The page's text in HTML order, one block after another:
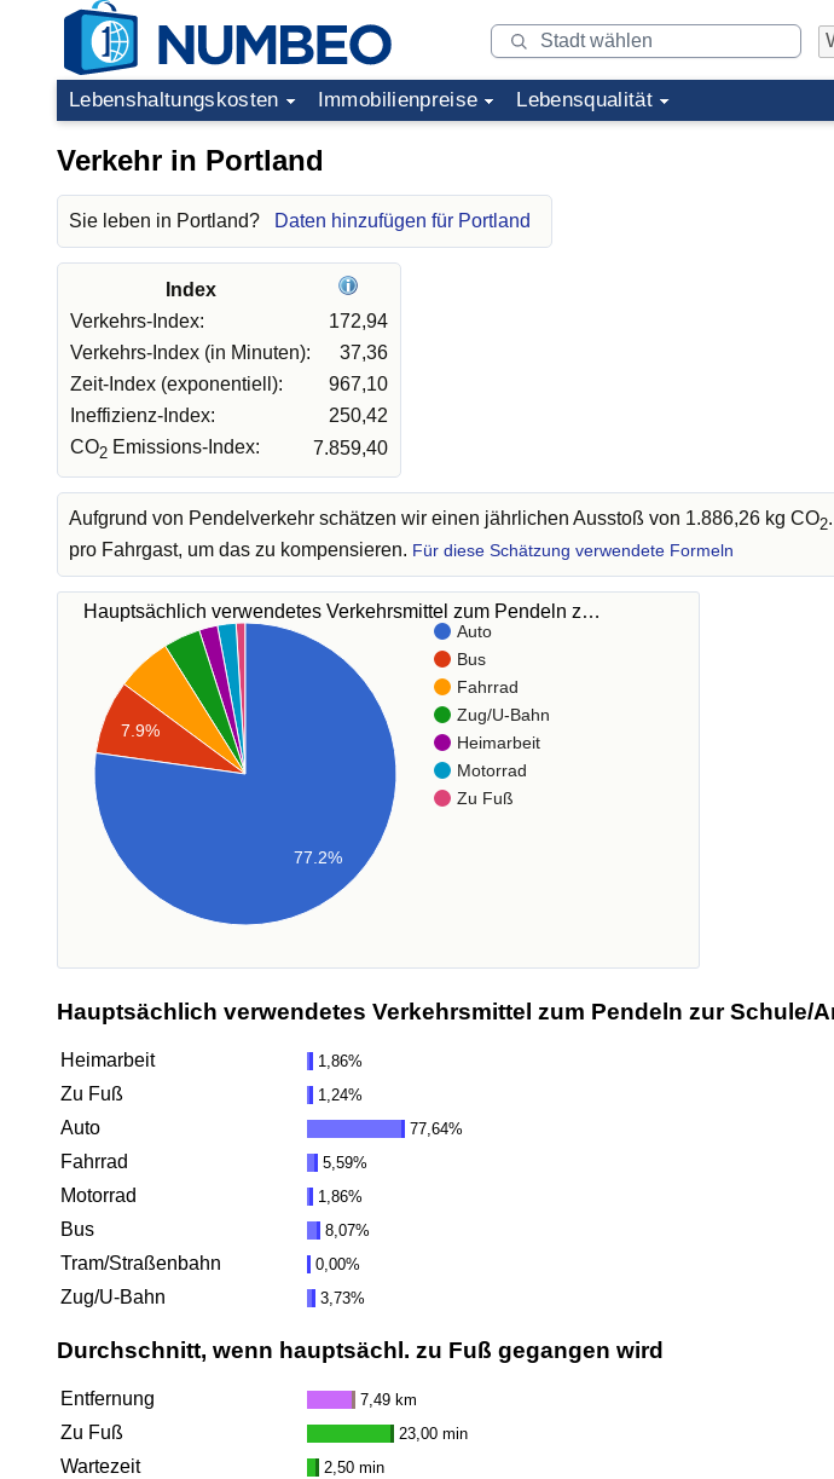
Lebenshaltungskosten Immobilienpreise Lebensqualität
Verkehr in Portland
Sie leben in Portland? Daten hinzufügen für Portland
Index
Verkehrs-Index:
172,94
Verkehrs-Index (in Minuten):
37,36
Zeit-Index (exponentiell):
967,10
Ineffizienz-Index:
250,42
CO2 Emissions-Index: 7.859,40
Aufgrund von Pendelverkehr schätzen wir einen jährlichen Ausstoß von 1.886,26 kg CO2
pro Fahrgast, um das zu kompensieren. Für diese Schätzung verwendete Formeln
Hauptsächlich verwendetes Verkehrsmittel zum Pendeln z…
Auto
Bus
Fahrrad
Zug/U-Bahn
Heimarbeit
Motorrad
Zu Fuß
7.9%
77.2%
Hauptsächlich verwendetes Verkehrsmittel zum Pendeln zur Schule/
Heimarbeit 1,86%
Zu Fuß 1,24%
Auto 77,64%
Fahrrad 5,59%
Motorrad 1,86%
Bus 8,07%
Tram/Straßenbahn 0,00%
Zug/U-Bahn 3,73%
Durchschnitt, wenn hauptsächl. zu Fuß gegangen wird
Entfernung 7,49 km
Zu Fuß 23,00 min
Wartezeit 2,50 min